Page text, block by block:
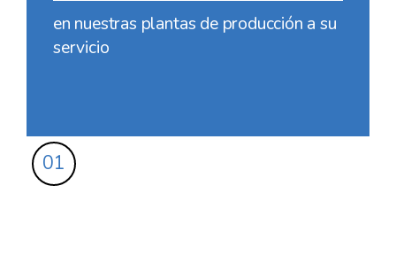
en nuestras plantas de producción a su
servicio
01